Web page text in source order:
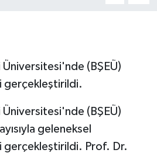
Üniversitesi'nde (BŞEÜ)
gerçekleştirildi.
Üniversitesi'nde (BŞEÜ)
geleneksel
gerçekleştirildi. Prof. Dr.